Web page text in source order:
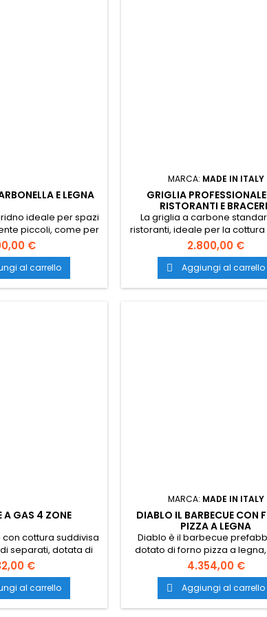
E LEGNA
ideale per spazi
piccoli, come per
o un piccolo
rinunciare alla
gratuito in
Italia.
€
al carrello
MARCA: MADE IN ITALY
GRIGLIA PROFESSIONALE
RISTORANTI E
La griglia a carbone
ristoranti, ideale per la
piatti di carne e pesce alla
Garantisce ottime
sicurezza, è
autonoma, pratica da
da pulire. Il trasporto è
2.800,00 €
 Aggiungi al carrello
A GAS 4 ZONE
cottura suddivisa
separati, dotata di
Barbecue
pratico ed ideale
giardino.
€
al carrello
MARCA: MADE IN ITALY
DIABLO IL BARBECUE CON
PIZZA A LEGNA
Diablo è il barbecue
dotato di forno pizza a
per organizzare tavolate
ricche di divertimento. Il
nel suo genere e l’elevata
materiali, lo rendono
funzionale, adatto all’utilizzo in
4.354,00 €
 Aggiungi al carrello